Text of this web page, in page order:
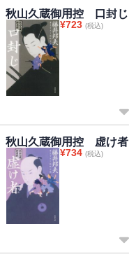
秋山久蔵御用控 口封じ
¥723 (税込)
秋山久蔵御用控 虚け者
¥734 (税込)